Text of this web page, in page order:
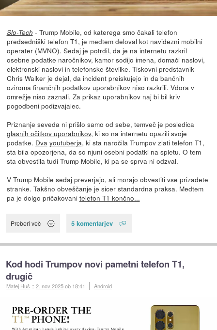
Slo-Tech - Trump Mobile, od katerega smo čakali telefon
predsedniški telefon T1, je medtem deloval kot navidezni mobilni
operater (MVNO). Sedaj je potrdil, da je na internetu razkril
osebne podatke naročnikov, kamor sodijo imena, domači naslovi,
elektronski naslovi in telefonske številke. Tiskovni predstavnik
Chris Walker je dejal, da incident preiskujejo in da bančnih
oziroma finančnih podatkov uporabnikov niso razkrili. Vdora v
omrežje niso zaznali. Za prikaz uporabnikov naj bi bil kriv
pogodbeni podizvajalec.
Priznanje seveda ni prišlo samo od sebe, temveč je posledica
glasnih očitkov uporabnikov, ki so na internetu opazili svoje
podatke. Dva youtuberja, ki sta naročila Trumpov zlati telefon T1,
sta bila opozorjena, da so njuni osebni podatki na spletu. O tem
sta obvestila tudi Trump Mobile, ki pa se sprva ni odzval.
V Trump Mobile sedaj preverjajo, ali morajo obvestiti vse prizadete
stranke. Takšno obveščanje je sicer standardna praksa. Medtem
pa je dolgo pričakovani telefon T1 končno...
Preberi več 5 komentarjev
Kod hodi Trumpov novi pametni telefon T1,
drugič
Matej Huš ::2. nov 2025ob 18:41 Android